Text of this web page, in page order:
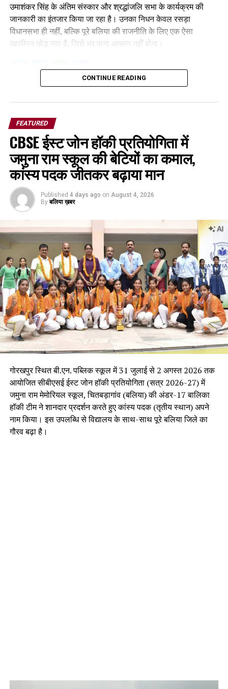
उमाशंकर सिंह के अंतिम संस्कार और श्रद्धांजलि सभा के कार्यक्रम की
जानकारी का इंतजार किया जा रहा है। उनका निधन केवल रसड़ा
विधानसभा ही नहीं, बल्कि पूरे बलिया की राजनीति के लिए एक ऐसा
खालीपन छोड़ गया है, जिसे भर पाना आसान नहीं होगा।
Facebook
Twitter
WhatsApp
Share
CONTINUE READING
FEATURED
CBSE ईस्ट जोन हॉकी प्रतियोगिता में
जमुना राम स्कूल की बेटियों का कमाल,
कांस्य पदक जीतकर बढ़ाया मान
Published 4 days ago on August 4, 2026
By बलिया ख़बर
गोरखपुर स्थित बी.एन. पब्लिक स्कूल में 31 जुलाई से 2 अगस्त 2026 तक
आयोजित सीबीएसई ईस्ट जोन हॉकी प्रतियोगिता (सत्र 2026-27) में
जमुना राम मेमोरियल स्कूल, चितबड़ागांव (बलिया) की अंडर-17 बालिका
हॉकी टीम ने शानदार प्रदर्शन करते हुए कांस्य पदक (तृतीय स्थान) अपने
नाम किया। इस उपलब्धि से विद्यालय के साथ-साथ पूरे बलिया जिले का
गौरव बढ़ा है।